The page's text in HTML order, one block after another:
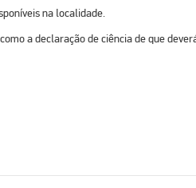
na localidade.
a declaração de ciência de que